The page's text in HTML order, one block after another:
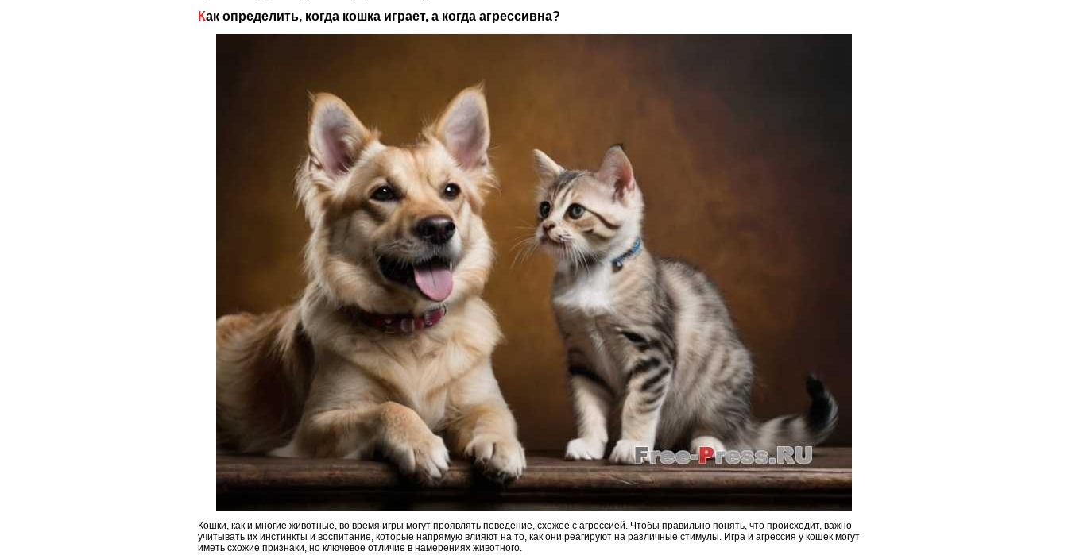
Как определить, когда кошка играет, а когда агрессивна?
Кошки, как и многие животные, во время игры могут проявлять поведение, схожее с агрессией. Чтобы правильно понять, что происходит, важно
учитывать их инстинкты и воспитание, которые напрямую влияют на то, как они реагируют на различные стимулы. Игра и агрессия у кошек могут
иметь схожие признаки, но ключевое отличие в намерениях животного.